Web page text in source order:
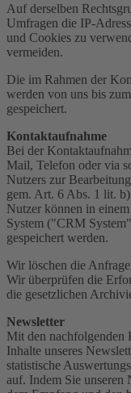
Auf derselben
Umfragen die IP-
und Cookies zu
vermeiden.
Die im Rahmen der
werden von uns bis
gespeichert.
Kontaktaufnahme
Bei der
Mail, Telefon oder via
Nutzers zur
gem. Art. 6 Abs. 1 lit.
Nutzer können in
System ("CRM
gespeichert werden.
Wir löschen die
Wir überprüfen die
die gesetzlichen
Newsletter
Mit den nachfolgenden
Inhalte unseres
statistische
auf. Indem Sie unseren